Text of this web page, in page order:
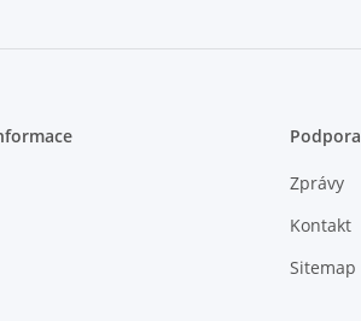
Podpora
Zprávy
Kontakt
Sitemap